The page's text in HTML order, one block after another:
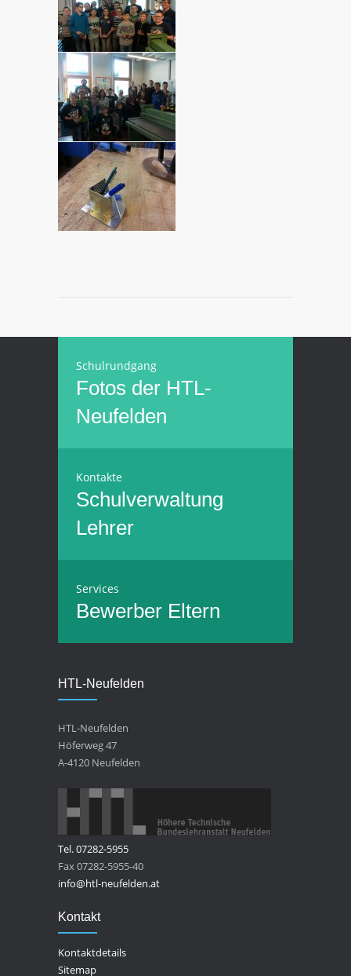
Schulrundgang
Fotos der HTL-
Neufelden
Kontakte
Schulverwaltung
Lehrer
Services
Bewerber Eltern
HTL-Neufelden
HTL-Neufelden
Höferweg 47
A-4120 Neufelden
Tel. 07282-5955
Fax 07282-5955-40
info@htl-neufelden.at
Kontakt
Kontaktdetails
Sitemap